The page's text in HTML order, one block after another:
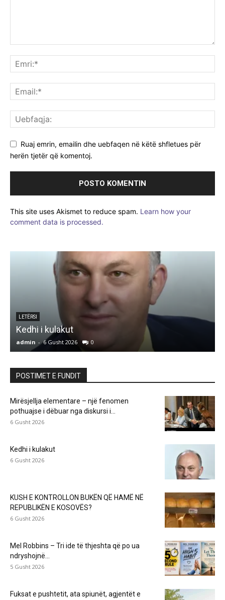
Ruaj emrin, emailin dhe uebfaqen në këtë shfletues për
herën tjetër që komentoj.
This site uses Akismet to reduce spam. Learn how your
comment data is processed.
LETËRSI
Kedhi i kulakut
admin - 6 Gusht 2026 0
POSTIMET E FUNDIT
Mirësjellja elementare – një fenomen
pothuajse i dëbuar nga diskursi i...
6 Gusht 2026
Kedhi i kulakut
6 Gusht 2026
KUSH E KONTROLLON BUKËN QË HAMË NË
REPUBLIKËN E KOSOVËS?
6 Gusht 2026
Mel Robbins – Tri ide të thjeshta që po ua
ndryshojnë...
5 Gusht 2026
Fuksat e pushtetit, ata spiunët, agjentët e